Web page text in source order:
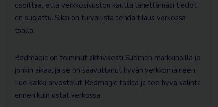
osoittaa, että verkkosivuston kautta lähettämäsi tiedot
on suojattu. Siksi on turvallista tehdä tilaus verkossa
täällä.
Redmagic on toiminut aktiivisesti Suomen markkinoilla jo
jonkin aikaa, ja se on saavuttanut hyvän verkkomaineen.
Lue kaikki arvostelut Redmagic täältä ja tee hyvä valinta
ennen kuin ostat verkossa.